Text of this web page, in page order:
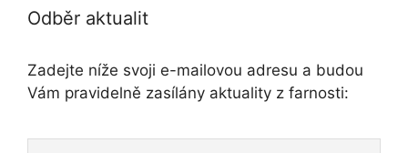
Odběr aktualit
Zadejte níže svoji e-mailovou adresu a budou
Vám pravidelně zasílány aktuality z farnosti: